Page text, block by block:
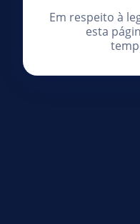
Em respeito à
esta